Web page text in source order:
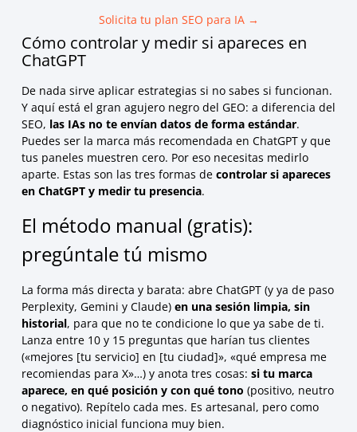
Solicita tu plan SEO para IA →
Cómo controlar y medir si apareces en
ChatGPT
De nada sirve aplicar estrategias si no sabes si funcionan.
Y aquí está el gran agujero negro del GEO: a diferencia del
SEO, las IAs no te envían datos de forma estándar.
Puedes ser la marca más recomendada en ChatGPT y que
tus paneles muestren cero. Por eso necesitas medirlo
aparte. Estas son las tres formas de controlar si apareces
en ChatGPT y medir tu presencia.
El método manual (gratis):
pregúntale tú mismo
La forma más directa y barata: abre ChatGPT (y ya de paso
Perplexity, Gemini y Claude) en una sesión limpia, sin
historial, para que no te condicione lo que ya sabe de ti.
Lanza entre 10 y 15 preguntas que harían tus clientes
(«mejores [tu servicio] en [tu ciudad]», «qué empresa me
recomiendas para X»…) y anota tres cosas: si tu marca
aparece, en qué posición y con qué tono (positivo, neutro
o negativo). Repítelo cada mes. Es artesanal, pero como
diagnóstico inicial funciona muy bien.